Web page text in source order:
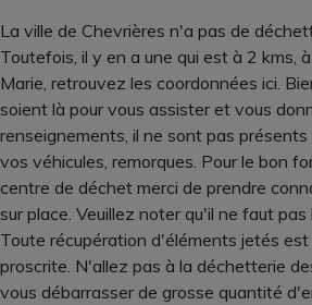
La ville de Chevrières n'a pas de
Toutefois, il y en a une qui est à 2 kms,
Marie, retrouvez les coordonnées ici.
soient là pour vous assister et vous
renseignements, il ne sont pas
vos véhicules, remorques. Pour le bon
centre de déchet merci de prendre
sur place. Veuillez noter qu'il ne faut pas
Toute récupération d'éléments jetés
proscrite. N'allez pas à la déchetterie
vous débarrasser de grosse quantité